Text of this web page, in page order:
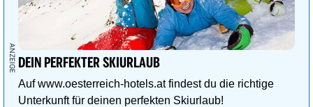
DEIN PERFEKTER SKIURLAUB
Auf www.oesterreich-hotels.at findest du die richtige
Unterkunft für deinen perfekten Skiurlaub!